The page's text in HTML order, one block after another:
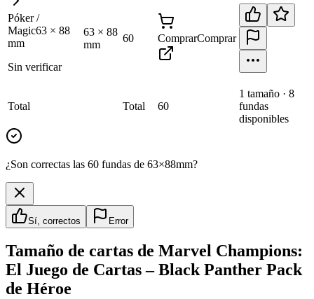
Póker /
Magic63 × 88
mm
Sin verificar
63 × 88
mm
60 ComprarComprar
Total Total 60
1 tamaño · 8
fundas
disponibles
¿Son correctas las 60 fundas de 63×88mm?
Sí, correctos Error
Tamaño de cartas de Marvel Champions:
El Juego de Cartas – Black Panther Pack
de Héroe